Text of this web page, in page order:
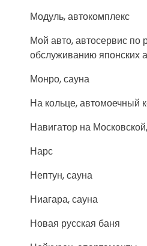
Модуль, автокомплекс
Мой авто, автосервис по
обслуживанию японских
Монро, сауна
На кольце, автомоечный
Навигатор на
Нарс
Нептун, сауна
Ниагара, сауна
Новая русская баня